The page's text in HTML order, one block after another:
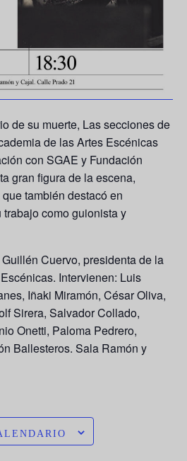
de su muerte, Las secciones de
de las Artes Escénicas
con SGAE y Fundación
gran figura de la escena,
también destacó en
como guionista y
Cuervo, presidenta de la
Intervienen: Luis
Iñaki Miramón, César Oliva,
Sirera, Salvador Collado,
Onetti, Paloma Pedrero,
Ballesteros. Sala Ramón y